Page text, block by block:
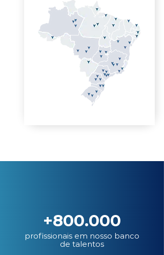
+800.000
profissionais em nosso banco
de talentos